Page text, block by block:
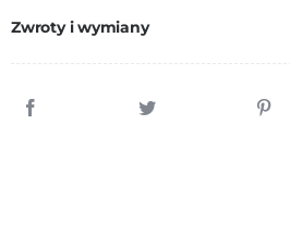
Zwroty i wymiany